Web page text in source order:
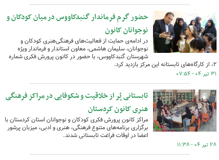
حضور گرم فرماندار گنبدکاووس در میان کودکان و
نوجوانان کانون
در ادامه‌ی حمایت از فعالیت‌های فرهنگی‌هنری کودکان و
نوجوانان، سلیمان هاشمی، معاون استاندار و فرماندار ویژه
شهرستان گنبدکاووس، با حضور در کانون پرورش فکری شماره
۲، از کارگاه‌های تابستانه این مرکز بازدید کرد.
۳۱ تیر ۰۴ - ۰۷:۵۴
تابستانی پُر از خلاقیت و شکوفایی در مراکز فرهنگی
هنری کانون کردستان
مراکز کانون پرورش فکری کودکان و نوجوانان استان کردستان با
برگزاری برنامه‌های متنوع فرهنگی، هنری و ادبی، میزبان پرشور
اعضا در اوقات فراغت تابستانی شدند.
۲۸ تیر ۰۴ - ۱۱:۳۸